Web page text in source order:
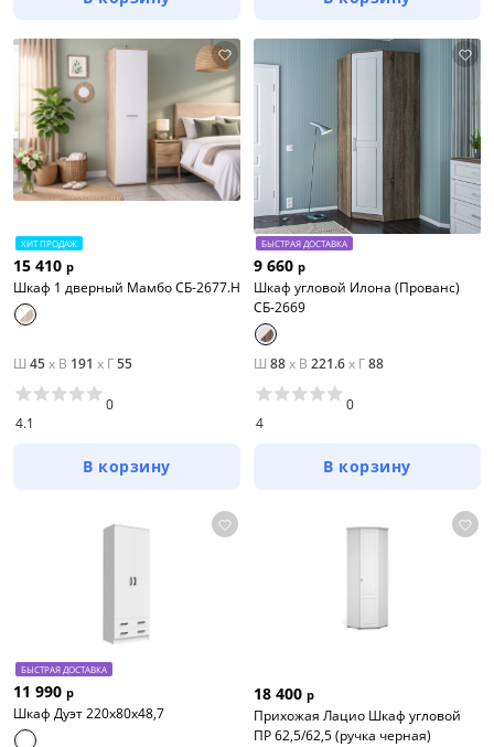
ХИТ ПРОДАЖ
15 410 р
Шкаф 1 дверный Мамбо СБ-2677.Н
Ш 45x В 191 x Г55
4.1
0
В корзину
БЫСТРАЯ ДОСТАВКА
9 660 р
Шкаф угловой Илона (Прованс)
СБ-2669
Ш 88x В 221.6x Г88
4
0
В корзину
БЫСТРАЯ ДОСТАВКА
11 990 р
Шкаф Дуэт 220х80х48,7
18 400 р
Прихожая Лацио Шкаф угловой
ПР 62,5/62,5 (ручка черная)